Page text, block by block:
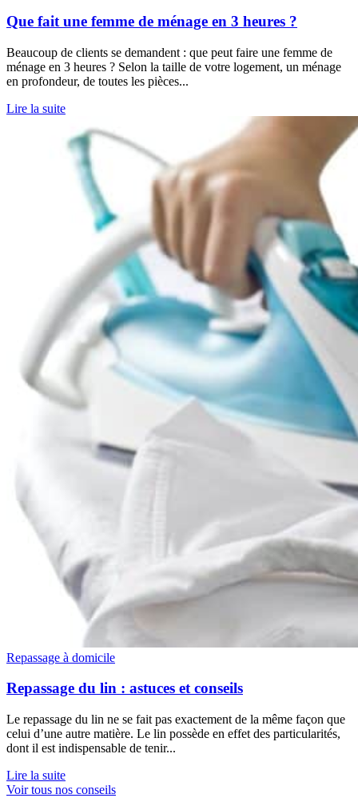
Que fait une femme de ménage en 3 heures ?
Beaucoup de clients se demandent : que peut faire une femme de
ménage en 3 heures ? Selon la taille de votre logement, un ménage
en profondeur, de toutes les pièces...
Lire la suite
Repassage à domicile
Repassage du lin : astuces et conseils
Le repassage du lin ne se fait pas exactement de la même façon que
celui d’une autre matière. Le lin possède en effet des particularités,
dont il est indispensable de tenir...
Lire la suite
Voir tous nos conseils